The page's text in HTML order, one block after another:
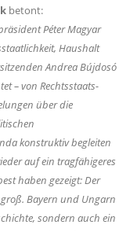
betont:
Péter Magyar
Haushalt
Andrea Bújdosó
– von Rechtsstaats-
über die
konstruktiv begleiten
auf ein tragfähigeres
haben gezeigt: Der
Bayern und Ungarn
sondern auch ein